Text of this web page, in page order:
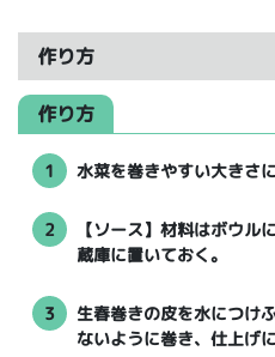
作り方
作り方
1 水菜を巻きやすい大きさ
2
【ソース】材料はボウ
蔵庫に置いておく。
3
生春巻きの皮を水につ
ないように巻き、仕上げ